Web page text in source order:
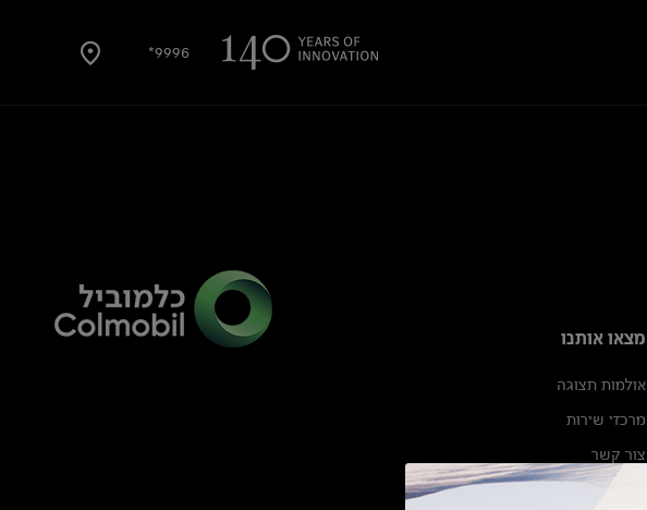
9996*
מצאו אותנו
אולמות תצוגה
מרכזי שירות
צור קשר